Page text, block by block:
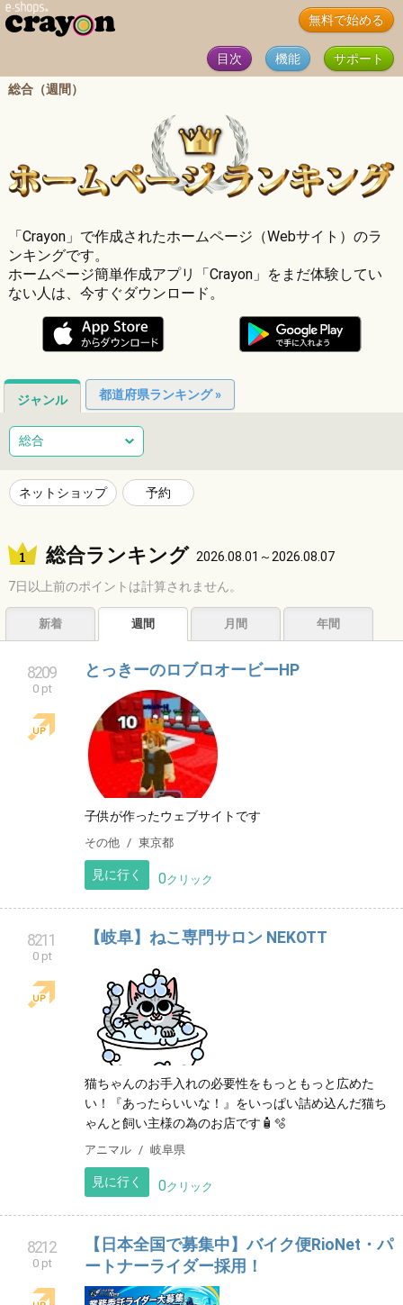
無料で始める
目次 機能
サポート
総合（週間）
「Crayon」で作成されたホームページ（Webサイト）のラ
ンキングです。
ホームページ簡単作成アプリ「Crayon」をまだ体験してい
ない人は、今すぐダウンロード。
ジャンル 都道府県ランキング »
総合 健康
ネイルサロン エステサロン
ショッピング グルメ 居酒屋 ビジネス
サービス 子育て 福祉
エンタメ アーティスト クリエイター その他
総合
ネットショップ 予約
総合ランキング 2026.08.01～2026.08.07
7日以上前のポイントは計算されません。
新着 週間 月間 年間
8209
0 pt
とっきーのロブロオービーHP
子供が作ったウェブサイトです
その他 東京都
見に行く 0クリック
8211
0 pt
【岐阜】ねこ専門サロン NEKOTT
猫ちゃんのお手入れの必要性をもっともっと広めた
い！『あったらいいな！』をいっぱい詰め込んだ猫ち
ゃんと飼い主様の為のお店です🧴🫧
アニマル 岐阜県
見に行く 0クリック
8212
0 pt
【日本全国で募集中】バイク便RioNet・パ
ートナーライダー採用！